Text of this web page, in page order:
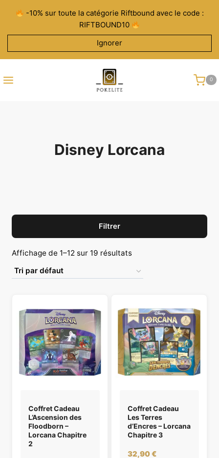
contenu
-10% sur toute la catégorie Riftbound avec le code :
RIFTBOUND10
Ignorer
0
Disney Lorcana
Filtrer
Affichage de 1–12 sur 19 résultats
Coffret Cadeau
L’Ascension des
Floodborn –
Lorcana Chapitre
2
Coffret Cadeau
Les Terres
d’Encres – Lorcana
Chapitre 3
32,90€